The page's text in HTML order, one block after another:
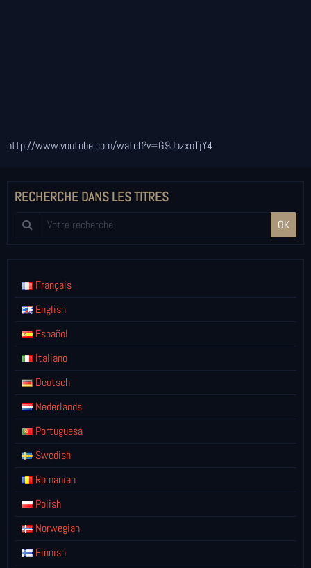
http://www.youtube.com/watch?v=G9JbzxoTjY4
RECHERCHE DANS LES TITRES
OK
Français
English
Español
Italiano
Deutsch
Nederlands
Portuguesa
Swedish
Romanian
Polish
Norwegian
Finnish